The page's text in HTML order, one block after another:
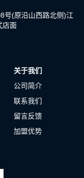
号(原沿山西路北侧)江
店面
关于我们
公司简介
联系我们
留言反馈
加盟优势